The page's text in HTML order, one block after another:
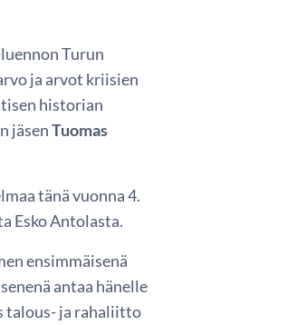
Turun
ja arvot kriisien
historian
jäsenTuomas
tänä vuonna 4.
Esko Antolasta.
ensimmäisenä
antaa hänelle
talous- ja rahaliitto